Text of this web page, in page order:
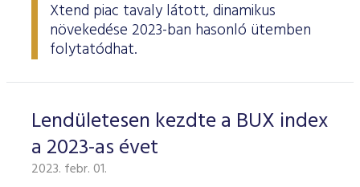
Xtend piac tavaly látott, dinamikus
növekedése 2023-ban hasonló ütemben
folytatódhat.
Lendületesen kezdte a BUX index
a 2023-as évet
2023. febr. 01.